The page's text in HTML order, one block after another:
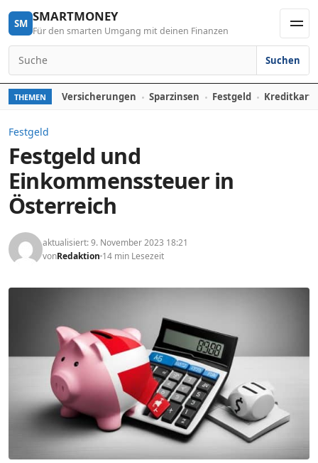
Skip to content
SM SMARTMONEY
Für den smarten Umgang mit deinen Finanzen
Search for:
Suchen
THEMEN Versicherungen Sparzinsen Festgeld
Festgeld
Festgeld und
Einkommenssteuer in
Österreich
aktualisiert: 9. November 2023 18:21
vonRedaktion 14 min Lesezeit